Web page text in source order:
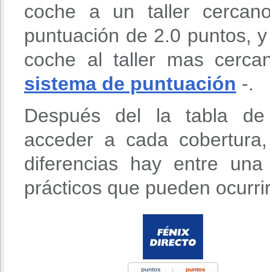
coche a un taller
puntuación de 2.0 puntos,
coche al taller mas
sistema de puntuación -.
Después del la tabla de
acceder a cada
diferencias hay entre
prácticos que pueden